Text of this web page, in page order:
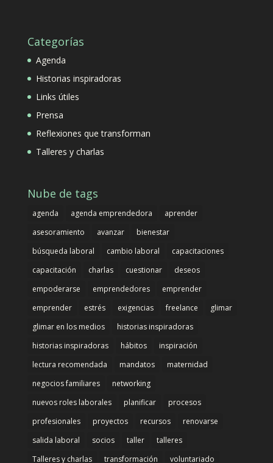
Categorías
Agenda
Historias inspiradoras
Links útiles
Prensa
Reflexiones que transforman
Talleres y charlas
Nube de tags
agenda agenda emprendedora
aprender
asesoramiento
avanzar
bienestar
búsqueda laboral
cambio laboral
capacitaciones
capacitación
charlas cuestionar
deseos
empoderarse
emprendedores
emprender
emprender
estrés exigencias freelance
glimar
glimar en los medios
historias inspiradoras
historias inspiradoras
hábitos
inspiración
lectura recomendada
mandatos
maternidad
negocios familiares
networking
nuevos roles laborales
planificar
procesos
profesionales
proyectos recursos
renovarse
salida laboral
socios taller
talleres
Talleres y charlas
transformación voluntariado